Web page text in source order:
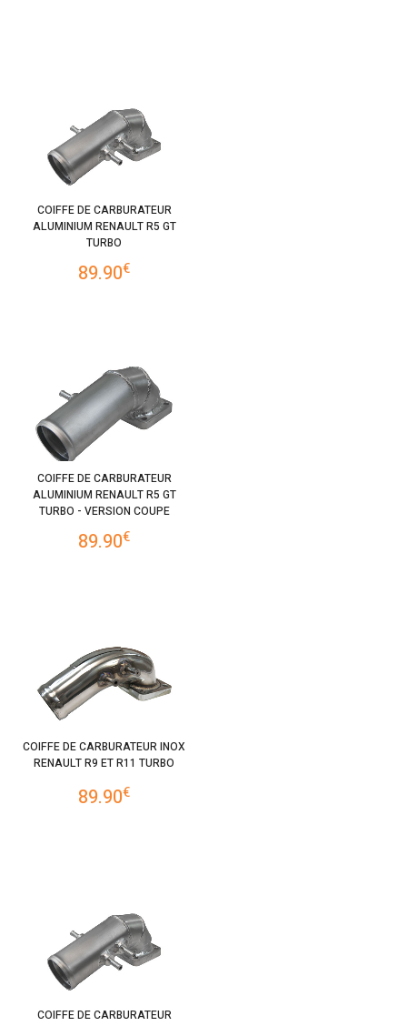
COIFFE DE CARBURATEUR
ALUMINIUM RENAULT R5 GT
TURBO
89.90€
COIFFE DE CARBURATEUR
ALUMINIUM RENAULT R5 GT
TURBO - VERSION COUPE
89.90€
COIFFE DE CARBURATEUR INOX
RENAULT R9 ET R11 TURBO
89.90€
COIFFE DE CARBURATEUR